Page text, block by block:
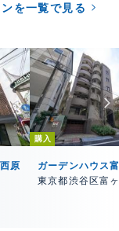
を一覧で見る
原
購入
ガーデンハウス
東京都渋谷区富